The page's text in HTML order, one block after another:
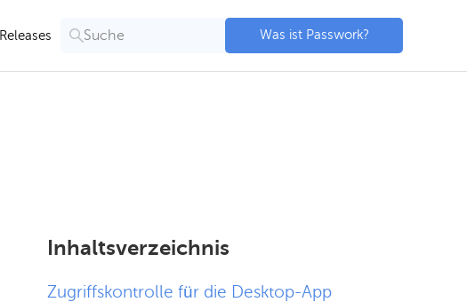
Releases Suche Was ist Passwork?
Inhaltsverzeichnis
Zugriffskontrolle für die Desktop-App